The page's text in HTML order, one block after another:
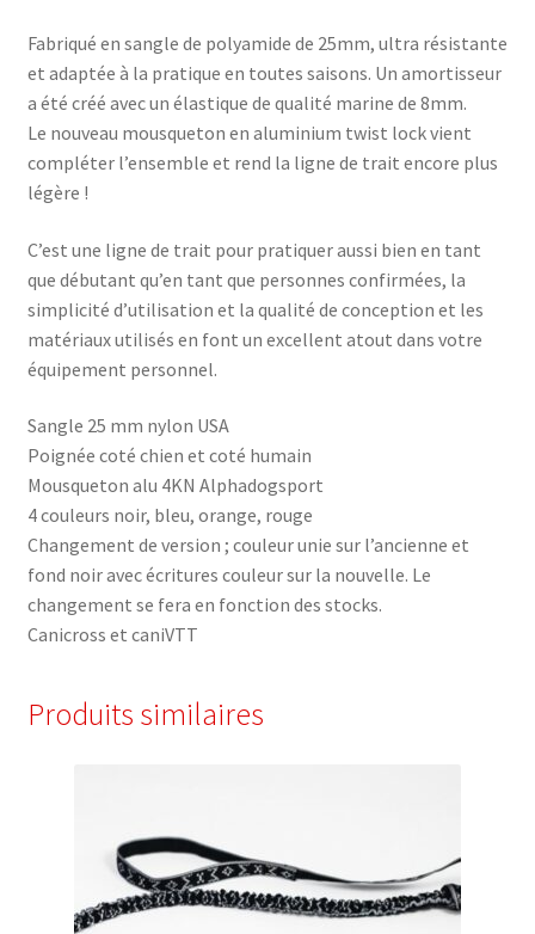
Fabriqué en sangle de polyamide de 25mm, ultra résistante
et adaptée à la pratique en toutes saisons. Un amortisseur
a été créé avec un élastique de qualité marine de 8mm.
Le nouveau mousqueton en aluminium twist lock vient
compléter l’ensemble et rend la ligne de trait encore plus
légère !
C’est une ligne de trait pour pratiquer aussi bien en tant
que débutant qu’en tant que personnes confirmées, la
simplicité d’utilisation et la qualité de conception et les
matériaux utilisés en font un excellent atout dans votre
équipement personnel.
Sangle 25 mm nylon USA
Poignée coté chien et coté humain
Mousqueton alu 4KN Alphadogsport
4 couleurs noir, bleu, orange, rouge
Changement de version ; couleur unie sur l’ancienne et
fond noir avec écritures couleur sur la nouvelle. Le
changement se fera en fonction des stocks.
Canicross et caniVTT
Produits similaires